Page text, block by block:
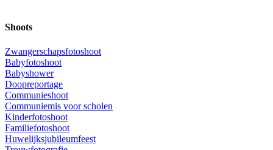
Shoots
Zwangerschapsfotoshoot
Babyfotoshoot
Babyshower
Doopreportage
Communieshoot
Communiemis voor scholen
Kinderfotoshoot
Familiefotoshoot
Huwelijksjubileumfeest